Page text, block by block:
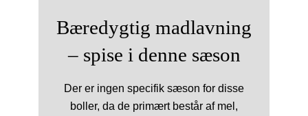
Bæredygtig madlavning
– spise i denne sæson
Der er ingen specifik sæson for disse
boller, da de primært består af mel,